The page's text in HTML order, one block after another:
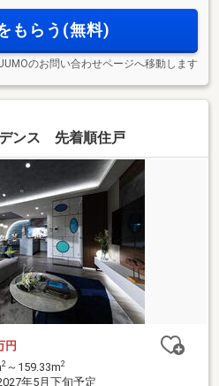
もらう(無料)
のお問い合わせページへ移動します
ンス 先着順住戸
円
2 ～159.33m2
年5月下旬予定